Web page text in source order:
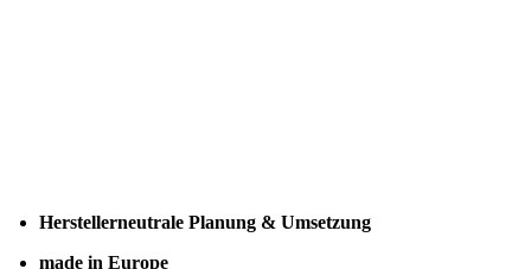
Herstellerneutrale Planung & Umsetzung
made in Europe